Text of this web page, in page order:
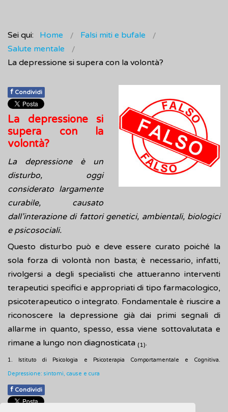
Sei qui: Home
Falsi miti e bufale
Salute mentale
La depressione si supera con la volontà?
f Condividi
La depressione si
supera con la
volontà?
La depressione è un
disturbo, oggi
considerato largamente
curabile, causato
dall’interazione di fattori genetici, ambientali, biologici
e psicosociali.
Questo disturbo può e deve essere curato poiché la
sola forza di volontà non basta; è necessario, infatti,
rivolgersi a degli specialisti che attueranno interventi
terapeutici specifici e appropriati di tipo farmacologico,
psicoterapeutico o integrato. Fondamentale è riuscire a
riconoscere la depressione già dai primi segnali di
allarme in quanto, spesso, essa viene sottovalutata e
rimane a lungo non diagnosticata (1).
1. Istituto di Psicologia e Psicoterapia Comportamentale e Cognitiva.
Depressione: sintomi, cause e cura
f Condividi